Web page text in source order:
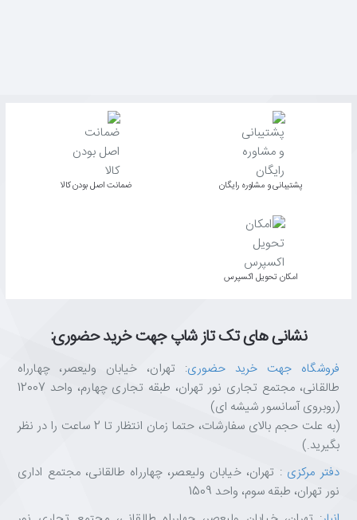
پشتیبانی و مشاوره رایگان ﺿﻤﺎﻧﺖ اﺻﻞ ﺑﻮدن ﮐﺎﻟﺎ
اﻣﮑﺎن ﺗﺤﻮﯾﻞ اﮐﺴﭙﺮس
نشانی های تک تاز شاپ جهت خرید حضوری:
فروشگاه جهت خرید حضوری: تهران، خیابان ولیعصر، چهارراه
طالقانی، مجتمع تجاری نور تهران، طبقه تجاری چهارم، واحد 12007
(روبروی آسانسور شیشه ای)
(به علت حجم بالای سفارشات، حتما زمان انتظار تا 2 ساعت را در نظر
بگیرید.)
دفتر مرکزی : تهران، خیابان ولیعصر، چهارراه طالقانی، مجتمع اداری
نور تهران، طبقه سوم، واحد 1509